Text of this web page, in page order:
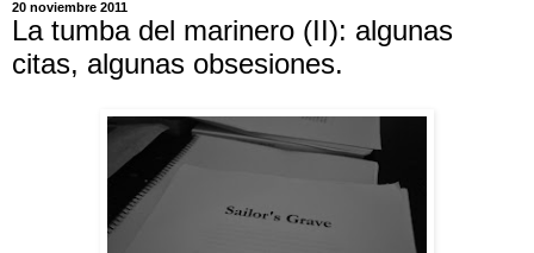
20 noviembre 2011
La tumba del marinero (II): algunas
citas, algunas obsesiones.